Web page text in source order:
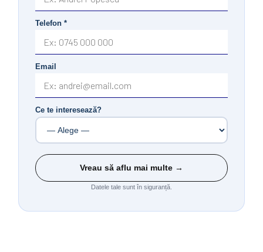
Telefon *
Email
Ce te interesează?
Vreau să aflu mai multe →
Datele tale sunt în siguranță.